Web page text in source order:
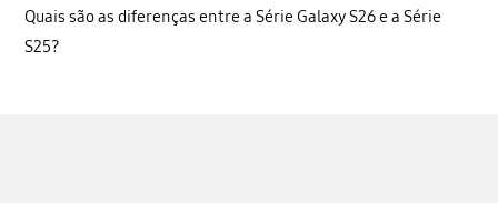
Quais são as diferenças entre a Série Galaxy S26 e a Série
S25?